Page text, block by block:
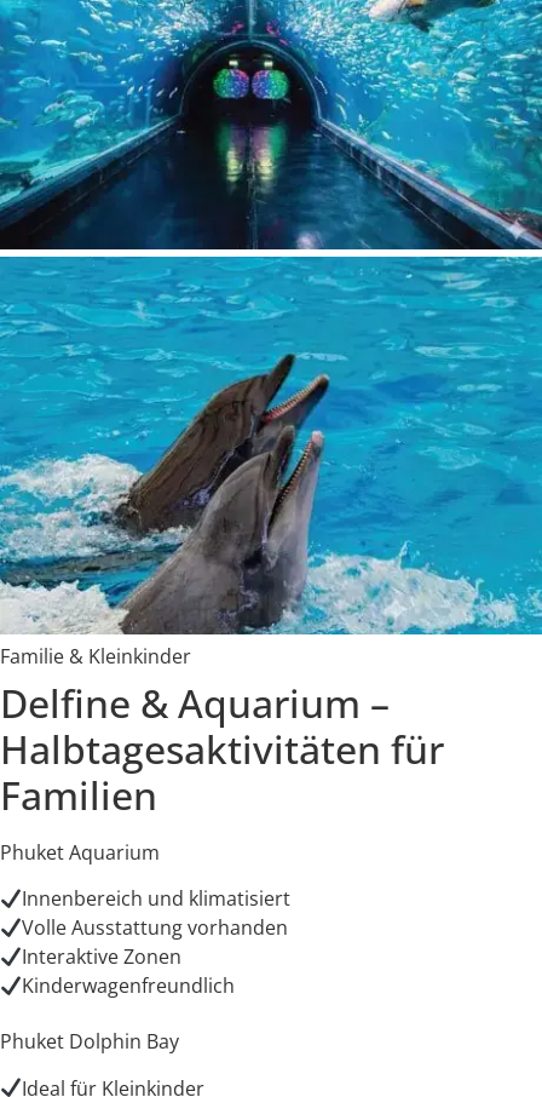
Familie & Kleinkinder
Delfine & Aquarium –
Halbtagesaktivitäten für
Familien
Phuket Aquarium
Innenbereich und klimatisiert
Volle Ausstattung vorhanden
Interaktive Zonen
Kinderwagenfreundlich
Phuket Dolphin Bay
Ideal für Kleinkinder